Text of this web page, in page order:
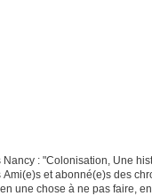
: "Colonisation, Une
et abonné(e)s des
une chose à ne pas faire, en